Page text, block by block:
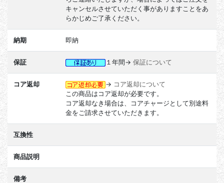
キャンセルさせていただく事がありますことをあ
らかじめご了承ください。
納期 即納
保証 １年間→ 保証について
コア返却 → コア返却について
この商品はコア返却が必要です。
コア返却なき場合は、コアチャージとして別途料
金をご請求させていただきます。
互換性
商品説明
備考